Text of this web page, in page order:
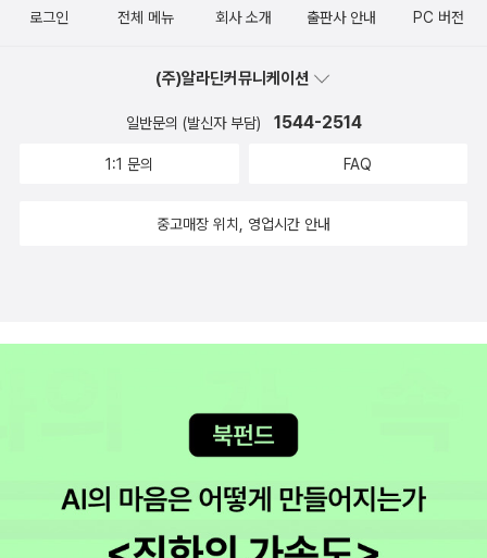
로그인 전체 메뉴 회사 소개 출판사 안내 PC 버전
(주)알라딘커뮤니케이션
일반문의 (발신자 부담) 1544-2514
1:1 문의 FAQ
중고매장 위치, 영업시간 안내